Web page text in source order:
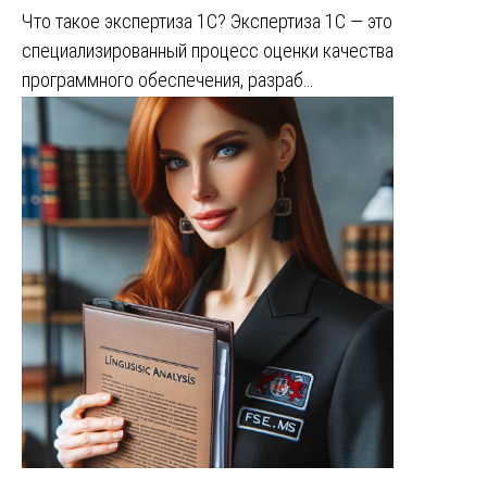
Что такое экспертиза 1С? Экспертиза 1С — это
специализированный процесс оценки качества
программного обеспечения, разраб…